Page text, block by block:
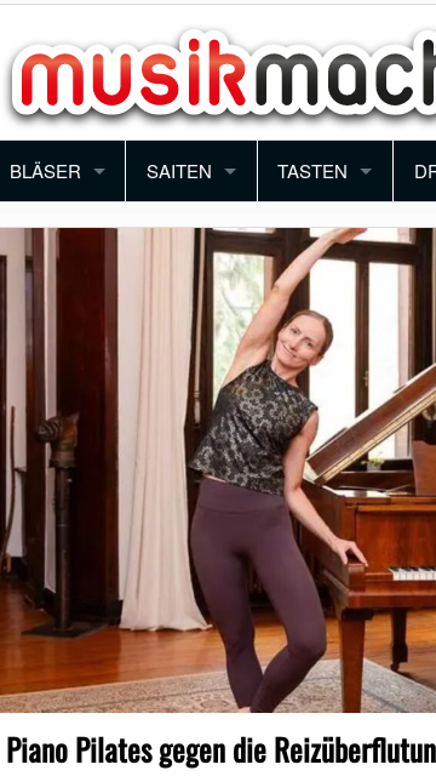
BLÄSER
TROMPETE
POSAUNE
SAXOPHON
KLARINETTE
QUERFLÖTE
BLOCKFLÖTE
MUNDHARMONIKA
SAITEN
VIOLINE
BRATSCHE
E-GITARRE
AKUSTIK GITARRE
E-BASS
HARFE
TASTEN
PIANO
KEYBOARD
SYNTHESIZER
AKKORDEON
Piano Pilates gegen die